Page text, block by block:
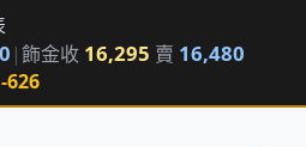
|飾金收 16,295 賣 16,480
626